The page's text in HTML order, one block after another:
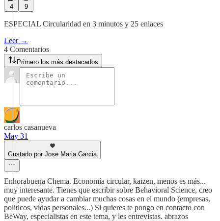
4 9
ESPECIAL Circularidad en 3 minutos y 25 enlaces
Leer →
4 Comentarios
Primero los más destacados
carlos casanueva
May 31
Gustado por Jose Maria Garcia
Enhorabuena Chema. Economía circular, kaizen, menos es más...
muy interesante. Tienes que escribir sobre Behavioral Science, creo
que puede ayudar a cambiar muchas cosas en el mundo (empresas,
politicos, vidas personales...) Si quieres te pongo en contacto con
BeWay, especialistas en este tema, y les entrevistas. abrazos